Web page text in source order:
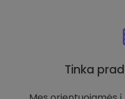
Tinka